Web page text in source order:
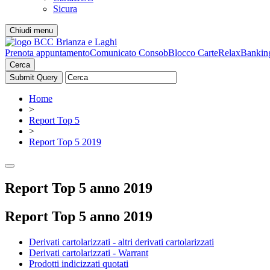
Sicura
Chiudi menu
Prenota appuntamentoComunicato ConsobBlocco Carte
Cerca
Home
>
Report Top 5
>
Report Top 5 2019
Report Top 5 anno 2019
Report Top 5 anno 2019
Derivati cartolarizzati - altri derivati cartolarizzati
Derivati cartolarizzati - Warrant
Prodotti indicizzati quotati